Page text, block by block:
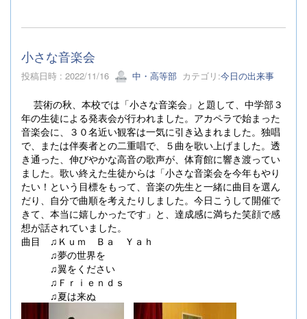
小さな音楽会
投稿日時 : 2022/11/16 中・高等部 カテゴリ:今日の出来事
芸術の秋、本校では「小さな音楽会」と題して、中学部３
年の生徒による発表会が行われました。アカペラで始まった
音楽会に、３０名近い観客は一気に引き込まれました。独唱
で、または伴奏者との二重唱で、５曲を歌い上げました。透
き通った、伸びやかな高音の歌声が、体育館に響き渡ってい
ました。歌い終えた生徒からは「小さな音楽会を今年もやり
たい！という目標をもって、音楽の先生と一緒に曲目を選ん
だり、自分で曲順を考えたりしました。今日こうして開催で
きて、本当に嬉しかったです」と、達成感に満ちた笑顔で感
想が話されていました。
曲目 ♫Ｋｕｍ Ｂａ Ｙａｈ
♫夢の世界を
♫翼をください
♫Ｆｒｉｅｎｄｓ
♫夏は来ぬ